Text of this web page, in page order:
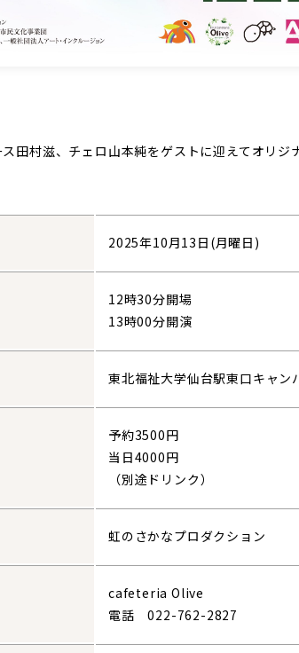
田村滋、チェロ山本純をゲストに迎えてオリ
2025年10月13日(月曜日)
12時30分開場
13時00分開演
東北福祉大学仙台駅東口キャ
予約3500円
当日4000円
（別途ドリンク）
虹のさかなプロダクション
cafeteria Olive
電話 022-762-2827